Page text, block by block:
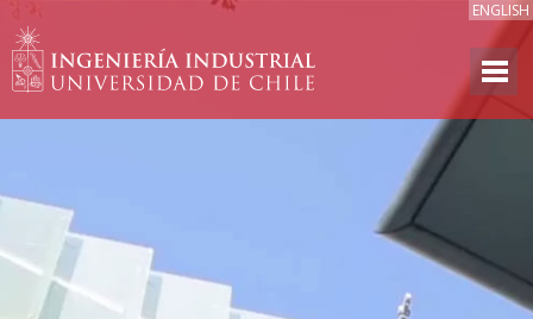
ENGLISH